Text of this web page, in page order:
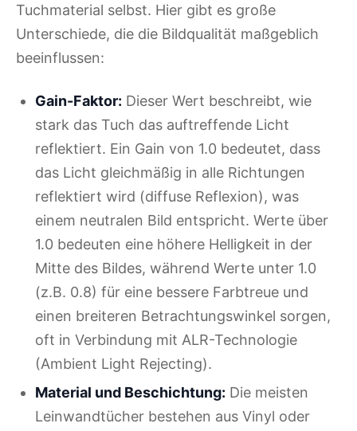
Tuchmaterial selbst. Hier gibt es große
Unterschiede, die die Bildqualität maßgeblich
beeinflussen:
Gain-Faktor: Dieser Wert beschreibt, wie
stark das Tuch das auftreffende Licht
reflektiert. Ein Gain von 1.0 bedeutet, dass
das Licht gleichmäßig in alle Richtungen
reflektiert wird (diffuse Reflexion), was
einem neutralen Bild entspricht. Werte über
1.0 bedeuten eine höhere Helligkeit in der
Mitte des Bildes, während Werte unter 1.0
(z.B. 0.8) für eine bessere Farbtreue und
einen breiteren Betrachtungswinkel sorgen,
oft in Verbindung mit ALR-Technologie
(Ambient Light Rejecting).
Material und Beschichtung: Die meisten
Leinwandtücher bestehen aus Vinyl oder